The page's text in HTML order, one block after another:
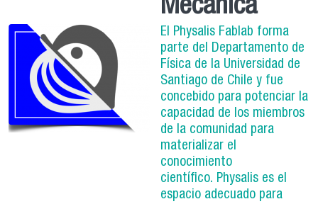
Mecánica
El Physalis Fablab forma
parte del Departamento de
Física de la Universidad de
Santiago de Chile y fue
concebido para potenciar la
capacidad de los miembros
de la comunidad para
materializar el
conocimiento
científico. Physalis es el
espacio adecuado para